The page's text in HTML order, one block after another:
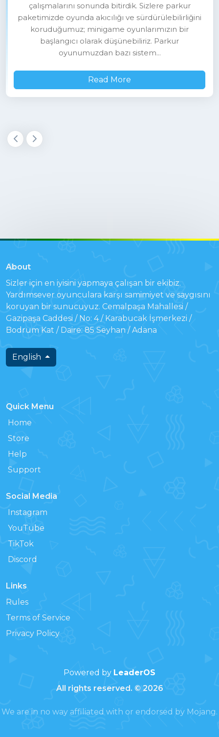
çalışmalarını sonunda bitirdik. Sizlere parkur
paketimizde oyunda akıcılığı ve sürdürülebilirliğini
koruduğumuz; minigame oyunlarımızın bir
başlangıcı olarak düşünebiliriz. Parkur
oyunumuzdan bazı sistem...
Read More
About
Sizler için en iyisini yapmaya çalışan bir ekibiz.
Yardımsever oyunculara karşı samimiyet ve saygısını
koruyan bir sunucuyuz. Cemalpaşa Mahallesi /
Gazipaşa Caddesi / No: 4 / Karabucak İşmerkezi /
Bodrum Kat / Daire: 85 Seyhan / Adana
English
Quick Menu
Home
Store
Help
Support
Social Media
Instagram
YouTube
TikTok
Discord
Links
Rules
Terms of Service
Privacy Policy
Powered by LeaderOS
All rights reserved. © 2026
We are in no way affiliated with or endorsed by Mojang.